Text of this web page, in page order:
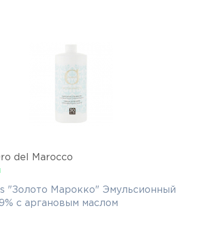
del Marocco
"Золото Марокко" Эмульсионный
с аргановым маслом